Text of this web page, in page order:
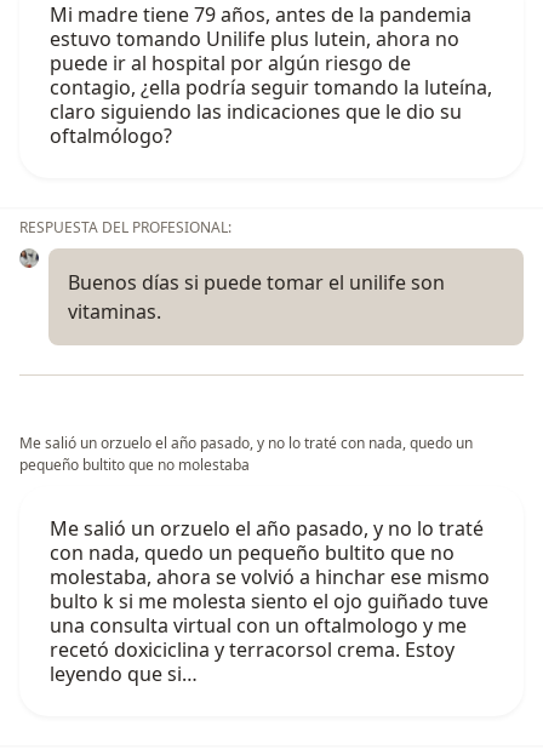
Mi madre tiene 79 años, antes de la pandemia
estuvo tomando Unilife plus lutein, ahora no
puede ir al hospital por algún riesgo de
contagio, ¿ella podría seguir tomando la luteína,
claro siguiendo las indicaciones que le dio su
oftalmólogo?
RESPUESTA DEL PROFESIONAL:
Buenos días si puede tomar el unilife son
vitaminas.
Me salió un orzuelo el año pasado, y no lo traté con nada, quedo un
pequeño bultito que no molestaba
Me salió un orzuelo el año pasado, y no lo traté
con nada, quedo un pequeño bultito que no
molestaba, ahora se volvió a hinchar ese mismo
bulto k si me molesta siento el ojo guiñado tuve
una consulta virtual con un oftalmologo y me
recetó doxiciclina y terracorsol crema. Estoy
leyendo que si…